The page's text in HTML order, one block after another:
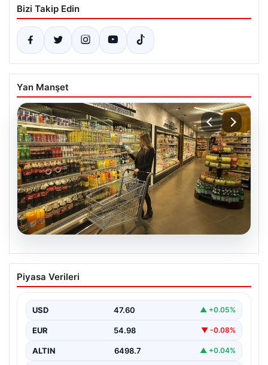
Bizi Takip Edin
Yan Manşet
Enflasyon verileri ne zaman
açıklanacak? 2026 TÜİK mart ayı
Piyasa Verileri
USD 47.60 ▲ +0.05%
EUR 54.98 ▼ -0.08%
ALTIN 6498.7 ▲ +0.04%